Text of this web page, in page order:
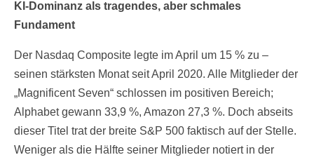
KI-Dominanz als tragendes, aber schmales
Fundament
Der Nasdaq Composite legte im April um 15 % zu –
seinen stärksten Monat seit April 2020. Alle Mitglieder der
„Magnificent Seven“ schlossen im positiven Bereich;
Alphabet gewann 33,9 %, Amazon 27,3 %. Doch abseits
dieser Titel trat der breite S&P 500 faktisch auf der Stelle.
Weniger als die Hälfte seiner Mitglieder notiert in der